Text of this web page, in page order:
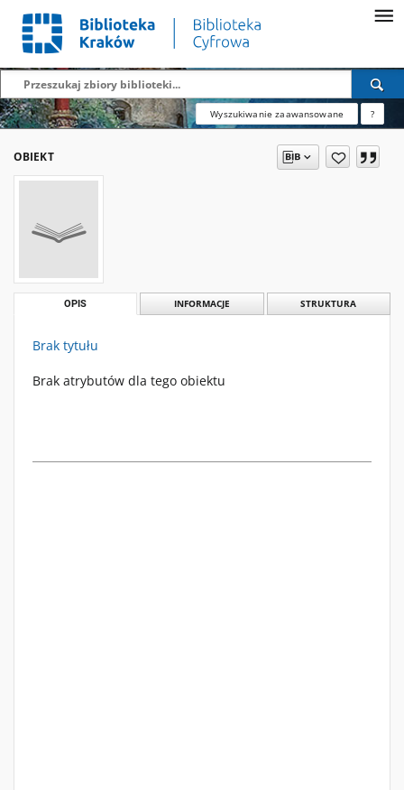
Wyszukiwanie zaawansowane ?
OBIEKT
OPIS INFORMACJE STRUKTURA
Brak tytułu
Brak atrybutów dla tego obiektu